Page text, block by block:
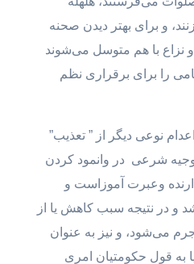
و برای بهتر دیدن صحنه
و نزاع با هم متوسل می‌شوند
را برای برقراری نظم
نوعی دیگر از ” تعذیب”
شرعی در وانمود کردن
وعبرت آموزاست و
و در نتیجه سبب کاهش یا از
می‌شود، و نیز به عنوان
به قول حکومتیان امری